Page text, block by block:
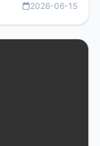
2026-06-15